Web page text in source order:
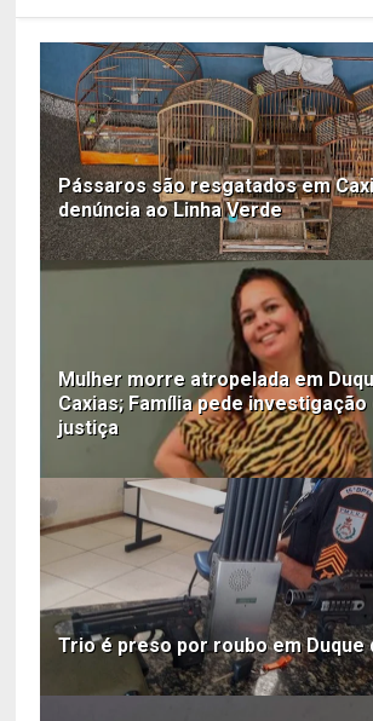
Pássaros são resgatados em
denúncia ao Linha Verde
Mulher morre atropelada em
Caxias; Família pede investigação
justiça
Trio é preso por roubo em Duque